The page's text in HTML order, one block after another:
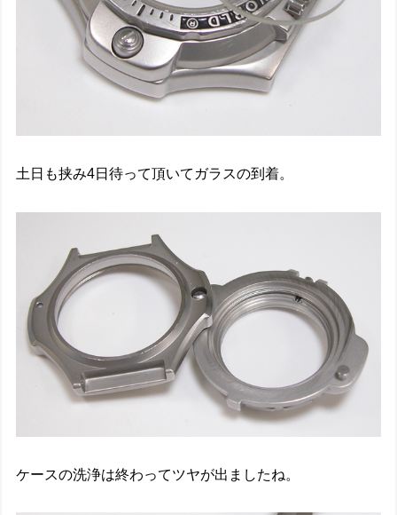
土日も挟み4日待って頂いてガラスの到着。
ケースの洗浄は終わってツヤが出ましたね。